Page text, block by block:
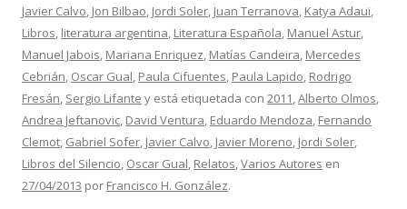
Javier Calvo, Jon Bilbao, Jordi Soler, Juan Terranova, Katya Adaui,
Libros, literatura argentina, Literatura Española, Manuel Astur,
Manuel Jabois, Mariana Enriquez, Matías Candeira, Mercedes
Cebrián, Oscar Gual, Paula Cifuentes, Paula Lapido, Rodrigo
Fresán, Sergio Lifante y está etiquetada con 2011,Alberto Olmos,
Andrea Jeftanovic, David Ventura, Eduardo Mendoza, Fernando
Clemot, Gabriel Sofer, Javier Calvo, Javier Moreno, Jordi Soler,
Libros del Silencio, Oscar Gual, Relatos,Varios Autores en
27/04/2013 por Francisco H. González.